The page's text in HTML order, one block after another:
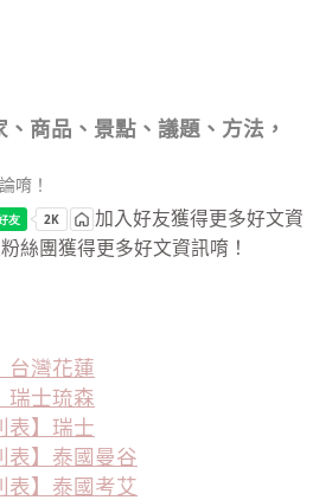
商品、景點、議題、方法，
唷！
加入好友獲得更多好文資
絲團獲得更多好文資訊唷！
台灣花蓮
瑞士琉森
表】瑞士
表】泰國曼谷
表】泰國考艾